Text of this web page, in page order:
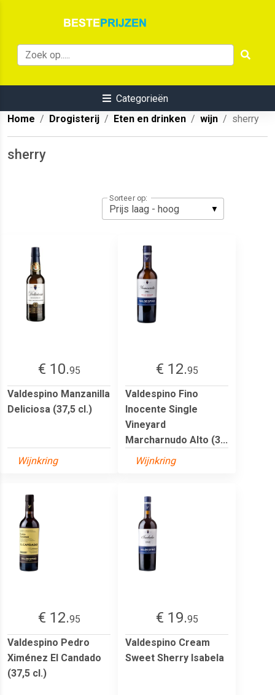
Categorieën
Home
Drogisterij Eten en drinken wijn sherry
sherry
Sorteer op:
€ 10.95
Valdespino Manzanilla
Deliciosa (37,5 cl.)
Wijnkring
€ 12.95
Valdespino Fino
Inocente Single
Vineyard
Marcharnudo Alto (3...
Wijnkring
€ 12.95
Valdespino Pedro
Ximénez El Candado
(37,5 cl.)
€ 19.95
Valdespino Cream
Sweet Sherry Isabela